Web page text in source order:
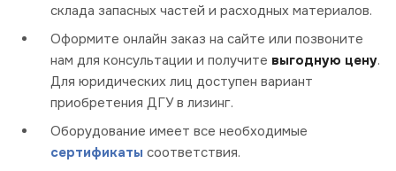
склада запасных частей и расходных материалов.
Оформите онлайн заказ на сайте или позвоните
нам для консультации и получите выгодную цену.
Для юридических лиц доступен вариант
приобретения ДГУ в лизинг.
Оборудование имеет все необходимые
сертификаты соответствия.